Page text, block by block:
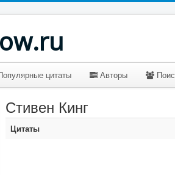
цитаты Авторы
Стивен Кинг
Цитаты